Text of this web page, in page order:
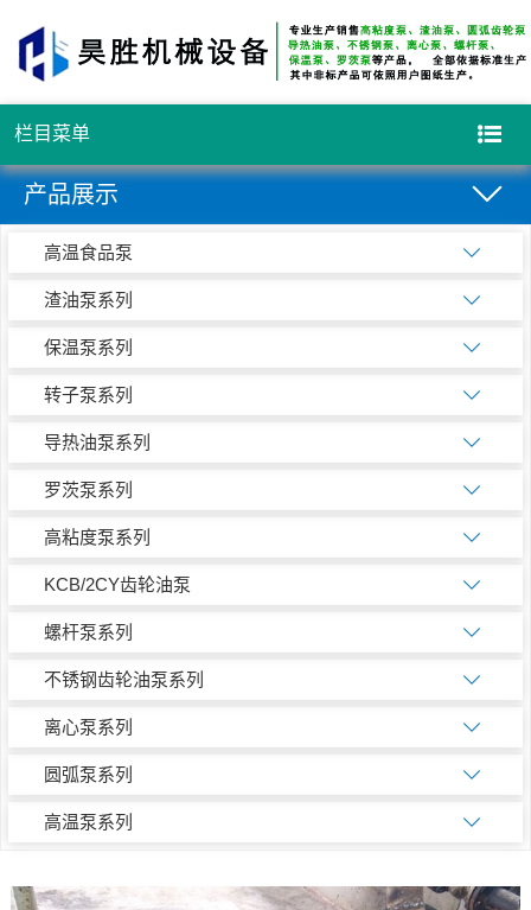
栏目菜单
产品展示
高温食品泵
渣油泵系列
保温泵系列
转子泵系列
导热油泵系列
罗茨泵系列
高粘度泵系列
KCB/2CY齿轮油泵
螺杆泵系列
不锈钢齿轮油泵系列
离心泵系列
圆弧泵系列
高温泵系列